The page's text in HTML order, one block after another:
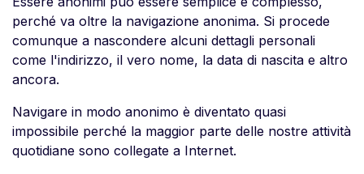
perché va oltre la navigazione anonima. Si procede
comunque a nascondere alcuni dettagli personali
come l'indirizzo, il vero nome, la data di nascita e altro
ancora.
Navigare in modo anonimo è diventato quasi
impossibile perché la maggior parte delle nostre attività
quotidiane sono collegate a Internet.